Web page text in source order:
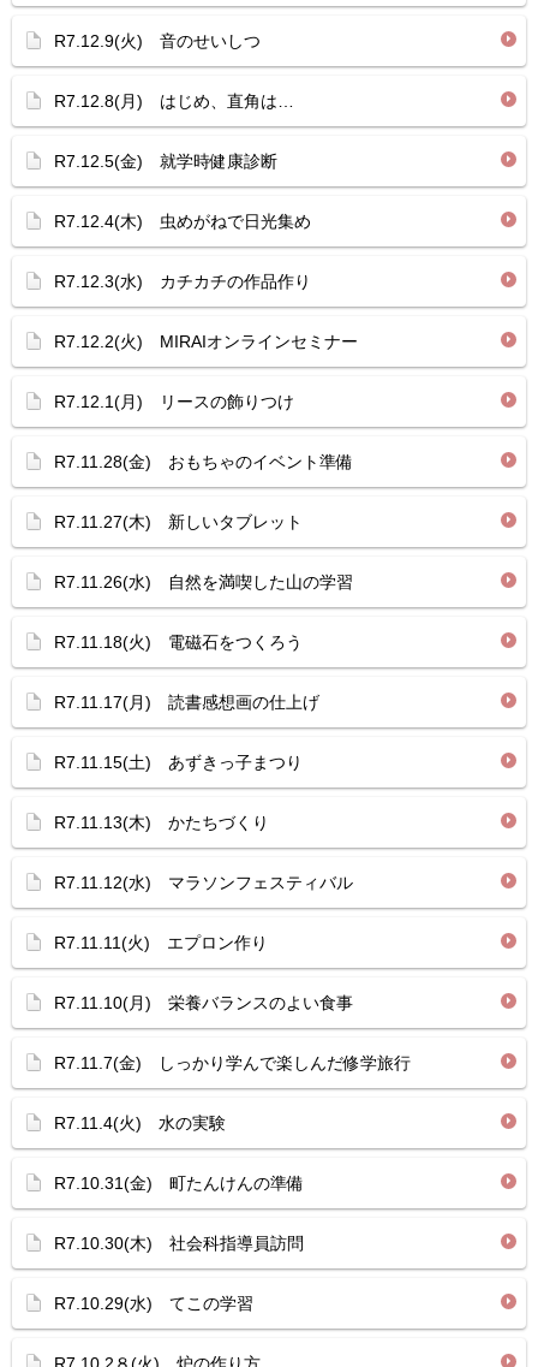
R7.12.9(火) 音のせいしつ
R7.12.8(月) はじめ、直角は…
R7.12.5(金) 就学時健康診断
R7.12.4(木) 虫めがねで日光集め
R7.12.3(水) カチカチの作品作り
R7.12.2(火) MIRAIオンラインセミナー
R7.12.1(月) リースの飾りつけ
R7.11.28(金) おもちゃのイベント準備
R7.11.27(木) 新しいタブレット
R7.11.26(水) 自然を満喫した山の学習
R7.11.18(火) 電磁石をつくろう
R7.11.17(月) 読書感想画の仕上げ
R7.11.15(土) あずきっ子まつり
R7.11.13(木) かたちづくり
R7.11.12(水) マラソンフェスティバル
R7.11.11(火) エプロン作り
R7.11.10(月) 栄養バランスのよい食事
R7.11.7(金) しっかり学んで楽しんだ修学旅行
R7.11.4(火) 水の実験
R7.10.31(金) 町たんけんの準備
R7.10.30(木) 社会科指導員訪問
R7.10.29(水) てこの学習